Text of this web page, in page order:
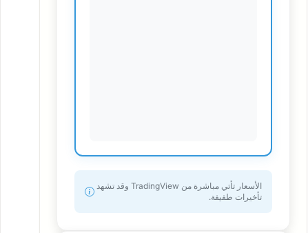
الأسعار تأتي مباشرة من TradingView وقد تشهد
تأخيرات طفيفة.